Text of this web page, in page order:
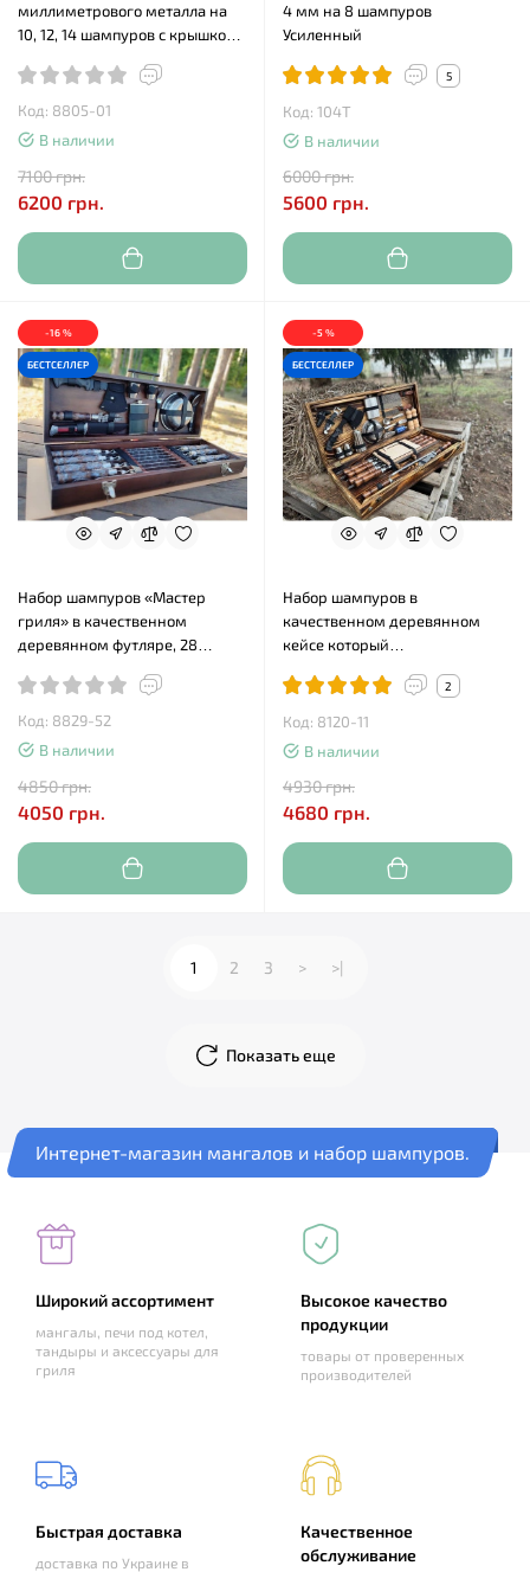
миллиметрового металла на
10, 12, 14 шампуров с крышкой
Код: 8805-01
В наличии
7100 грн.
6200 грн.
4 мм на 8 шампуров
Усиленный
5
Код: 104Т
В наличии
6000 грн.
5600 грн.
-16 %
БЕСТСЕЛЛЕР
Набор шампуров «Мастер
гриля» в качественном
деревянном футляре, 28
Код: 8829-52
В наличии
4850 грн.
4050 грн.
-5 %
БЕСТСЕЛЛЕР
Набор шампуров в
качественном деревянном
кейсе который
предметов)
2
Код: 8120-11
В наличии
4930 грн.
4680 грн.
Показать еще
1 2 3 > >|
Интернет-магазин мангалов и набор шампуров.
Широкий ассортимент
мангалы, печи под котел,
тандыры и аксессуары для
гриля
Высокое качество
продукции
товары от проверенных
производителей
Быстрая доставка
доставка по Украине в
Качественное
обслуживание